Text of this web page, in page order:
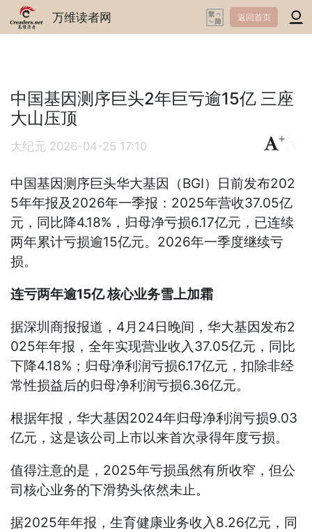
万维读者网 返回首页
中国基因测序巨头2年巨亏逾15亿 三座
大山压顶
大纪元 2026-04-25 17:10
+
中国基因测序巨头华大基因（BGI）日前发布202
5年年报及2026年一季报：2025年营收37.05亿
元，同比降4.18%，归母净亏损6.17亿元，已连续
两年累计亏损逾15亿元。2026年一季度继续亏
损。
连亏两年逾15亿 核心业务雪上加霜
据深圳商报报道，4月24日晚间，华大基因发布2
025年年报，全年实现营业收入37.05亿元，同比
下降4.18%；归母净利润亏损6.17亿元，扣除非经
常性损益后的归母净利润亏损6.36亿元。
根据年报，华大基因2024年归母净利润亏损9.03
亿元，这是该公司上市以来首次录得年度亏损。
值得注意的是，2025年亏损虽然有所收窄，但公
司核心业务的下滑势头依然未止。
据2025年年报，生育健康业务收入8.26亿元，同